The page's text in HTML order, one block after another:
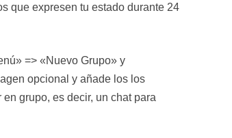
que expresen tu estado durante 24
=> «Nuevo Grupo» y
opcional y añade los los
grupo, es decir, un chat para